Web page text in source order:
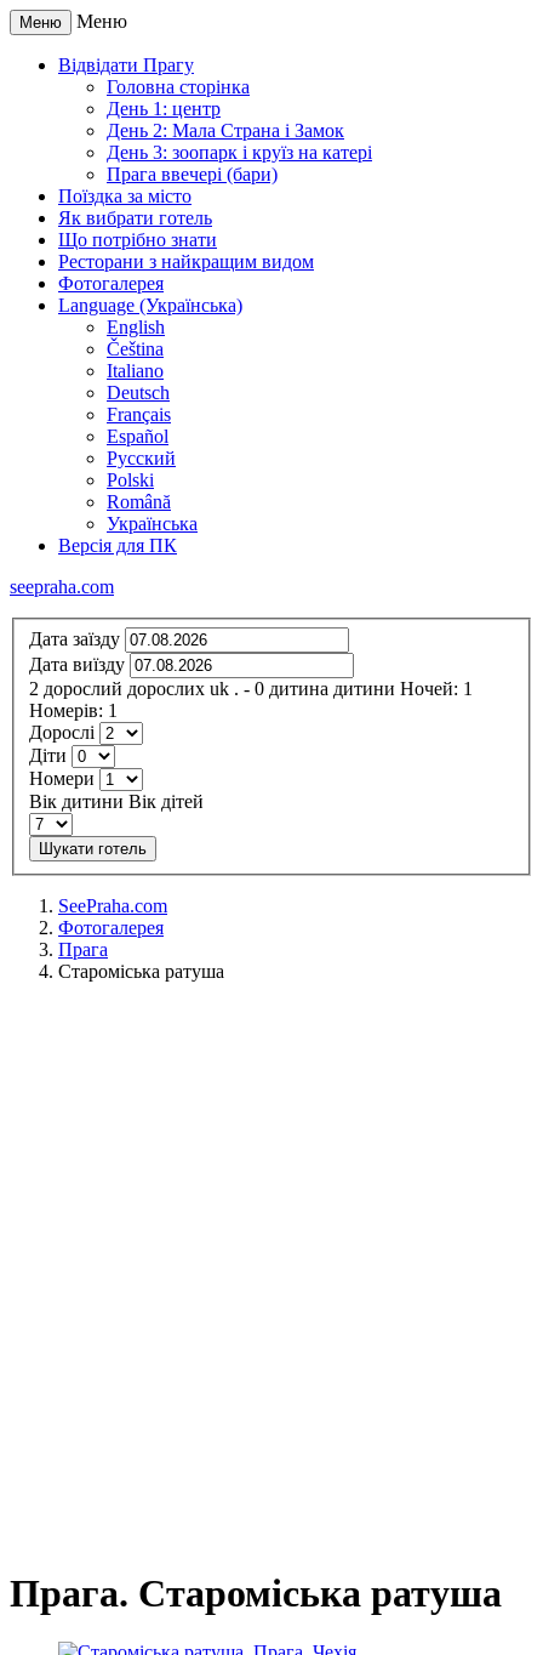
Меню Меню
Відвідати Прагу
Головна сторінка
День 1: центр
День 2: Мала Страна і Замок
День 3: зоопарк і круїз на катері
Прага ввечері (бари)
Поїздка за місто
Як вибрати готель
Що потрібно знати
Ресторани з найкращим видом
Фотогалерея
Language (Українська)
English
Čeština
Italiano
Deutsch
Français
Español
Русский
Polski
Română
Українська
Версія для ПК
seepraha.com
Дата заїзду
Дата виїзду
2 дорослий дорослих uk . - 0 дитина дитини Ночей: 1
Номерів: 1
Дорослі
Діти
Номери
Вік дитини Вік дітей
Шукати готель
SeePraha.com
Фотогалерея
Прага
Староміська ратуша
Прага. Староміська ратуша